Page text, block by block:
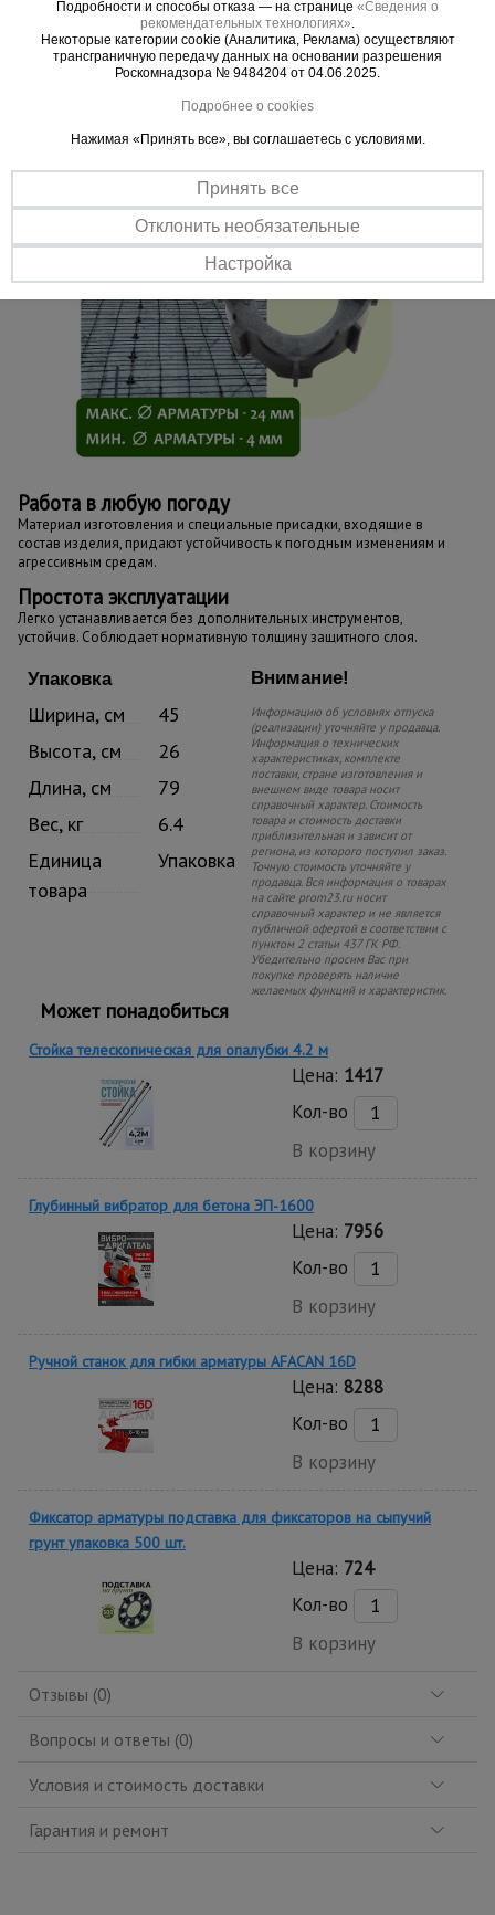
защитного слоя на 20 мм.
Легкий монтаж
Установка возможна на любой поверхности. При установке на
использовать подставку под фиксатор.
Работа в любую погоду
Материал изготовления и специальные присадки, входящие в
состав изделия, придают устойчивость к погодным изменениям и
агрессивным средам.
Простота эксплуатации
Легко устанавливается без дополнительных инструментов,
устойчив. Соблюдает нормативную толщину защитного слоя.
Упаковка
Ширина, см
45
Высота, см
26
Длина, см
79
Вес, кг
6.4
Единица
товара
Упаковка
Внимание!
Информацию об условиях отпуска
(реализации) уточняйте у продавца.
Информация о технических
характеристиках, комплекте
поставки, стране изготовления и
внешнем виде товара носит
справочный характер. Стоимость
товара и стоимость доставки
приблизительная и зависит от
региона, из которого поступил заказ.
Точную стоимость уточняйте у
продавца. Вся информация о товарах
на сайте prom23.ru носит
справочный характер и не является
публичной офертой в соответствии с
пунктом 2 статьи 437 ГК РФ.
Убедительно просим Вас при
покупке проверять наличие
желаемых функций и характеристик.
Может понадобиться
Стойка телескопическая для опалубки 4.2 м
Цена: 1417
Кол-во
В корзину
Глубинный вибратор для бетона ЭП-1600
Цена: 7956
Кол-во
В корзину
Ручной станок для гибки арматуры AFACAN 16D
Цена: 8288
Кол-во
В корзину
Фиксатор арматуры подставка для фиксаторов на сыпучий
грунт упаковка 500 шт.
Цена: 724
Кол-во
В корзину
Отзывы (0)
Вопросы и ответы (0)
Условия и стоимость доставки
Гарантия и ремонт
Подробности и способы отказа — на странице «Сведения о
рекомендательных технологиях»
Некоторые категории cookie (Аналитика, Реклама) осуществляют
трансграничную передачу данных на основании разрешения
Роскомнадзора № 9484204 от 04.06.2025.
Подробнее о cookies
Нажимая «Принять все», вы соглашаетесь с условиями.
Принять все
Отклонить необязательные
Настройка